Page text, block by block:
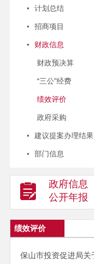
计划总结
招商项目
财政信息
财政预决算
“三公”经费
绩效评价
政府采购
建议提案办理结果
部门信息
政府信息
公开年报
绩效评价